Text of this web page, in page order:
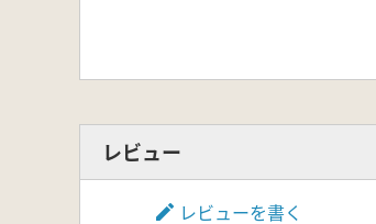
レビュー
レビューを書く